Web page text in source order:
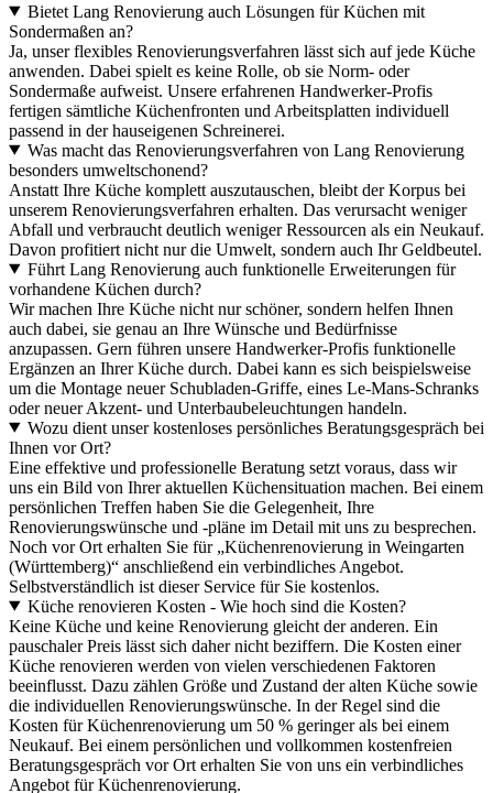
Bietet Lang Renovierung auch Lösungen für Küchen mit
Sondermaßen an?
Ja, unser flexibles Renovierungsverfahren lässt sich auf jede Küche
anwenden. Dabei spielt es keine Rolle, ob sie Norm- oder
Sondermaße aufweist. Unsere erfahrenen Handwerker-Profis
fertigen sämtliche Küchenfronten und Arbeitsplatten individuell
passend in der hauseigenen Schreinerei.
Was macht das Renovierungsverfahren von Lang Renovierung
besonders umweltschonend?
Anstatt Ihre Küche komplett auszutauschen, bleibt der Korpus bei
unserem Renovierungsverfahren erhalten. Das verursacht weniger
Abfall und verbraucht deutlich weniger Ressourcen als ein Neukauf.
Davon profitiert nicht nur die Umwelt, sondern auch Ihr Geldbeutel.
Führt Lang Renovierung auch funktionelle Erweiterungen für
vorhandene Küchen durch?
Wir machen Ihre Küche nicht nur schöner, sondern helfen Ihnen
auch dabei, sie genau an Ihre Wünsche und Bedürfnisse
anzupassen. Gern führen unsere Handwerker-Profis funktionelle
Ergänzen an Ihrer Küche durch. Dabei kann es sich beispielsweise
um die Montage neuer Schubladen-Griffe, eines Le-Mans-Schranks
oder neuer Akzent- und Unterbaubeleuchtungen handeln.
Wozu dient unser kostenloses persönliches Beratungsgespräch bei
Ihnen vor Ort?
Eine effektive und professionelle Beratung setzt voraus, dass wir
uns ein Bild von Ihrer aktuellen Küchensituation machen. Bei einem
persönlichen Treffen haben Sie die Gelegenheit, Ihre
Renovierungswünsche und -pläne im Detail mit uns zu besprechen.
Noch vor Ort erhalten Sie für „Küchenrenovierung in Weingarten
(Württemberg)“ anschließend ein verbindliches Angebot.
Selbstverständlich ist dieser Service für Sie kostenlos.
Küche renovieren Kosten - Wie hoch sind die Kosten?
Keine Küche und keine Renovierung gleicht der anderen. Ein
pauschaler Preis lässt sich daher nicht beziffern. Die Kosten einer
Küche renovieren werden von vielen verschiedenen Faktoren
beeinflusst. Dazu zählen Größe und Zustand der alten Küche sowie
die individuellen Renovierungswünsche. In der Regel sind die
Kosten für Küchenrenovierung um 50 % geringer als bei einem
Neukauf. Bei einem persönlichen und vollkommen kostenfreien
Beratungsgespräch vor Ort erhalten Sie von uns ein verbindliches
Angebot für Küchenrenovierung.